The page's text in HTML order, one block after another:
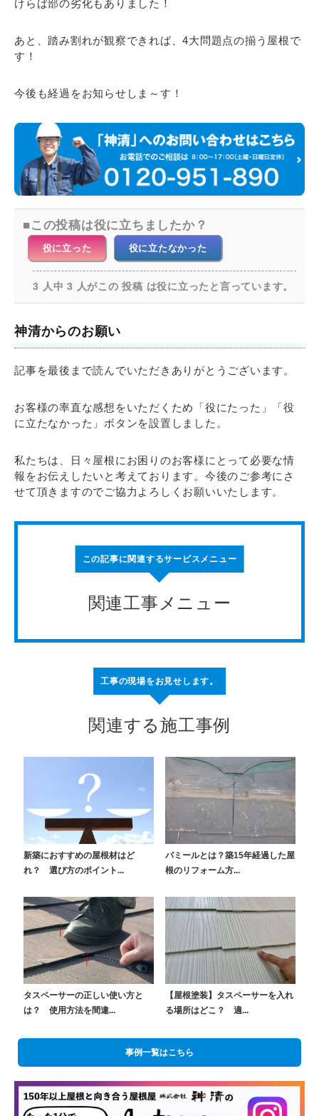
けらば部の劣化もありました！
あと、踏み割れが観察できれば、4大問題点の揃う屋根で
す！
今後も経過をお知らせしま～す！
この投稿は役に立ちましたか？
役に立った 役に立たなかった
3 人中 3 人がこの 投稿 は役に立ったと言っています。
神清からのお願い
記事を最後まで読んでいただきありがとうございます。
お客様の率直な感想をいただくため「役にたった」「役
に立たなかった」ボタンを設置しました。
私たちは、日々屋根にお困りのお客様にとって必要な情
報をお伝えしたいと考えております。今後のご参考にさ
せて頂きますのでご協力よろしくお願いいたします。
この記事に関連するサービスメニュー
関連工事メニュー
工事の現場をお見せします。
関連する施工事例
新築におすすめの屋根材はど
れ？ 選び方のポイント...
パミールとは？築15年経過した屋
根のリフォーム方...
タスペーサーの正しい使い方と
は？ 使用方法を間違...
【屋根塗装】タスペーサーを入れ
る場所はどこ？ 適...
事例一覧はこちら